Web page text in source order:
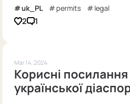
uk_PL permits legal
2 1
Mar 14, 2024
Корисні
української